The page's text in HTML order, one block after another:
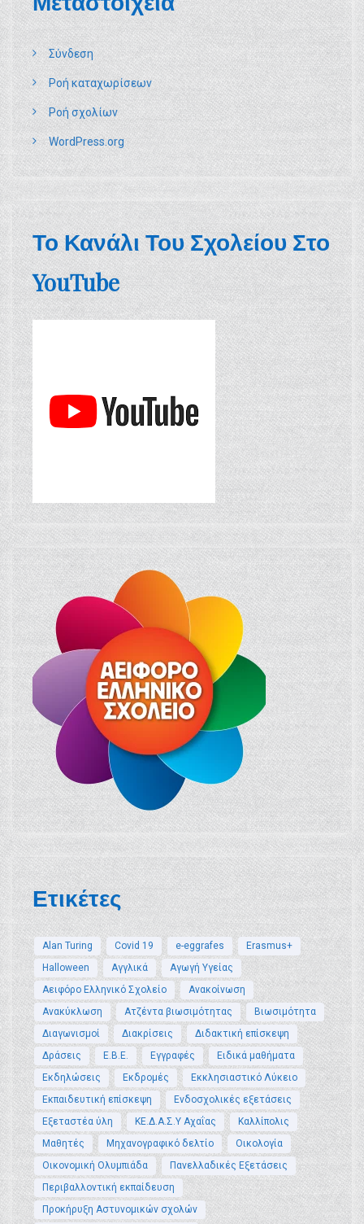
Σύνδεση
Ροή καταχωρίσεων
Ροή σχολίων
WordPress.org
Το Κανάλι Του Σχολείου Στο
YouTube
Ετικέτες
Alan Turing Covid 19 e-eggrafes
Erasmus+
Halloween
Αγγλικά
Αγωγή Υγείας
Αειφόρο Ελληνικό Σχολείο
Ανακοίνωση
Ανακύκλωση
Ατζέντα βιωσιμότητας
Βιωσιμότητα
Διαγωνισμοί
Διακρίσεις
Διδακτική επίσκεψη
Δράσεις
Ε.Β.Ε. Εγγραφές
Ειδικά μαθήματα
Εκδηλώσεις
Εκδρομές
Εκκλησιαστικό Λύκειο
Εκπαιδευτική επίσκεψη
Ενδοσχολικές εξετάσεις
Εξεταστέα ύλη
ΚΕ.Δ.Α.Σ.Υ Αχαΐας
Καλλίπολις
Μαθητές
Μηχανογραφικό δελτίο
Οικολογία
Οικονομική Ολυμπιάδα
Πανελλαδικές Εξετάσεις
Περιβαλλοντική εκπαίδευση
Προκήρυξη Αστυνομικών σχολών